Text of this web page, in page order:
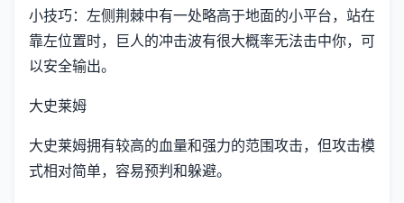
小技巧：左侧荆棘中有一处略高于地面的小平台，站在
靠左位置时，巨人的冲击波有很大概率无法击中你，可
以安全输出。
大史莱姆
大史莱姆拥有较高的血量和强力的范围攻击，但攻击模
式相对简单，容易预判和躲避。